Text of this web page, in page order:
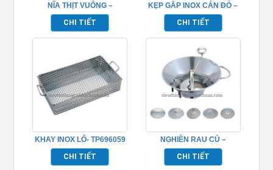
NĨA THỊT VUÔNG –
TP696161
CHI TIẾT
KẸP GẮP INOX CÁN ĐỎ –
TP696244
CHI TIẾT
KHAY INOX LỔ- TP696059
CHI TIẾT
NGHIỀN RAU CỦ –
TP696089
CHI TIẾT